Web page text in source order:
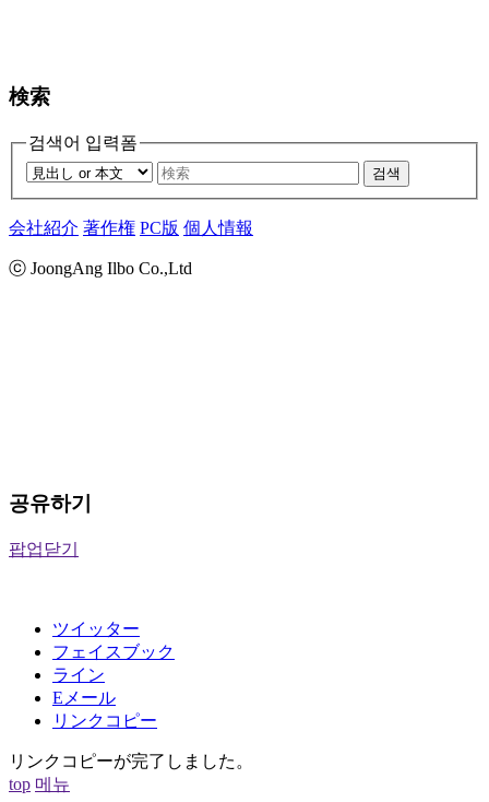
検索
검색어 입력폼
검색
会社紹介 著作権 PC版 個人情報
ⓒ JoongAng Ilbo Co.,Ltd
공유하기
팝업닫기
ツイッター
フェイスブック
ライン
Eメール
リンクコピー
リンクコピーが完了しました。
top 메뉴